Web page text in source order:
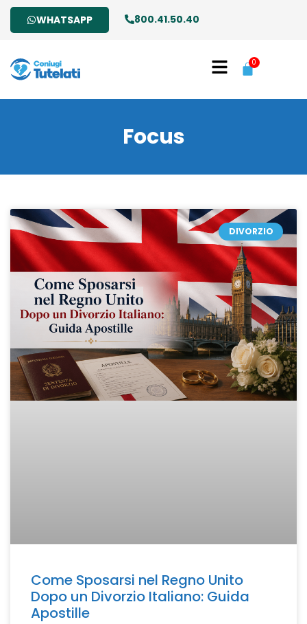
WHATSAPP 800.41.50.40
0
Focus
DIVORZIO
Come Sposarsi nel Regno Unito
Dopo un Divorzio Italiano: Guida
Apostille